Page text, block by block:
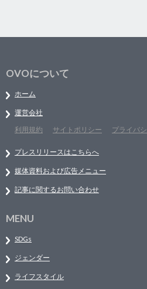
OVOについて
ホーム
運営会社
利用規約
サイトポリシー プライバ
プレスリリースはこちらへ
媒体資料および広告メニュー
記事に関するお問い合わせ
MENU
SDGs
ジェンダー
ライフスタイル